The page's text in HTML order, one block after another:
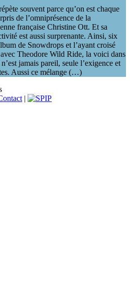
souvent parce qu’on est chaque
de l’omniprésence de la
française Christine Ott. Et sa
est aussi surprenante. Ainsi, six
de Snowdrops et l’ayant croisé
Theodore Wild Ride, la voici dans
jamais pareil, seule l’exigence et
Aussi ce mélange (…)
|